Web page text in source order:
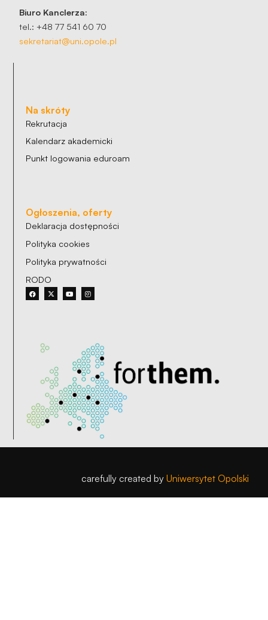
Biuro Kanclerza:
tel.: +48 77 541 60 70
sekretariat@uni.opole.pl
Na skróty
Rekrutacja
Kalendarz akademicki
Punkt logowania eduroam
Ogłoszenia, oferty
Deklaracja dostępności
Polityka cookies
Polityka prywatności
RODO
carefully created by Uniwersytet Opolski